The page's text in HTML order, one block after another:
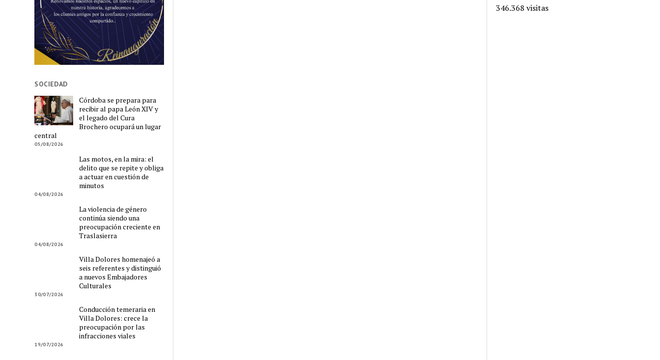
SOCIEDAD
Córdoba se prepara para
recibir al papa León XIV y
el legado del Cura
Brochero ocupará un lugar
central
05/08/2026
Las motos, en la mira: el
delito que se repite y obliga
a actuar en cuestión de
minutos
04/08/2026
La violencia de género
continúa siendo una
preocupación creciente en
Traslasierra
04/08/2026
Villa Dolores homenajeó a
seis referentes y distinguió
a nuevos Embajadores
Culturales
30/07/2026
Conducción temeraria en
Villa Dolores: crece la
preocupación por las
infracciones viales
19/07/2026
346.368 visitas